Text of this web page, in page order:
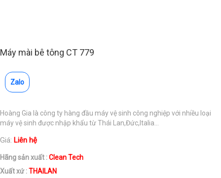
Máy mài bê tông CT 779
Zalo
Hoàng Gia là công ty hàng đầu máy vệ sinh công nghiệp với nhiều loại
máy vệ sinh được nhập khẩu từ Thái Lan,Đức,Italia...
Giá: Liên hệ
Hãng sản xuất :Clean Tech
Xuất xứ :THAILAN